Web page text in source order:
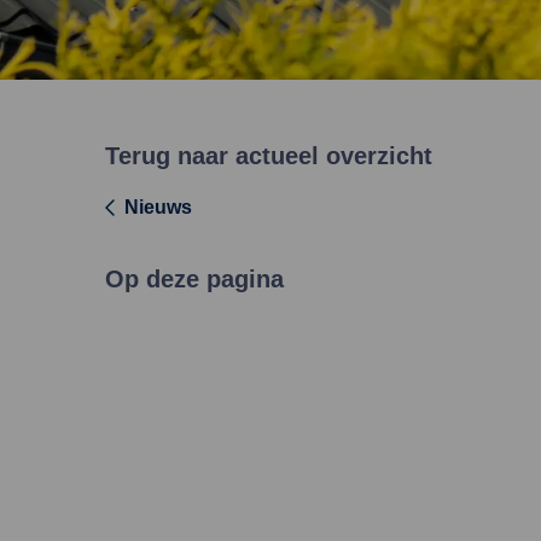
Terug naar actueel overzicht
Nieuws
Op deze pagina